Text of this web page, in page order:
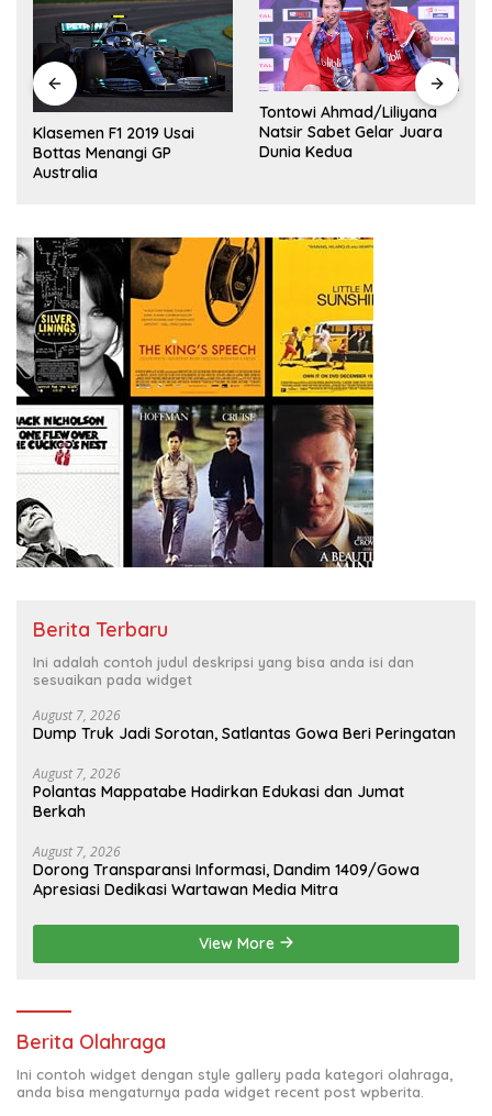
Klasemen F1 2019 Usai
Bottas Menangi GP
Australia
Tontowi Ahmad/Liliyana
Natsir Sabet Gelar Juara
Dunia Kedua
Berita Terbaru
Ini adalah contoh judul deskripsi yang bisa anda isi dan
sesuaikan pada widget
August 7, 2026
Dump Truk Jadi Sorotan, Satlantas Gowa Beri Peringatan
August 7, 2026
Polantas Mappatabe Hadirkan Edukasi dan Jumat
Berkah
August 7, 2026
Dorong Transparansi Informasi, Dandim 1409/Gowa
Apresiasi Dedikasi Wartawan Media Mitra
View More
Berita Olahraga
Ini contoh widget dengan style gallery pada kategori olahraga,
anda bisa mengaturnya pada widget recent post wpberita.